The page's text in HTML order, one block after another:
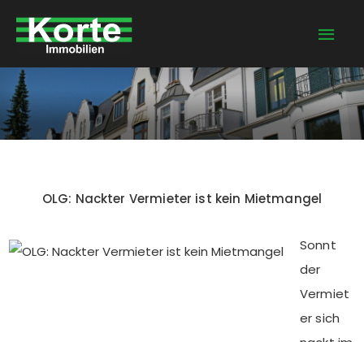
Inhalt
OLG: Nackter Vermieter ist kein Mietmangel
Sonnt
der
Vermiet
er sich